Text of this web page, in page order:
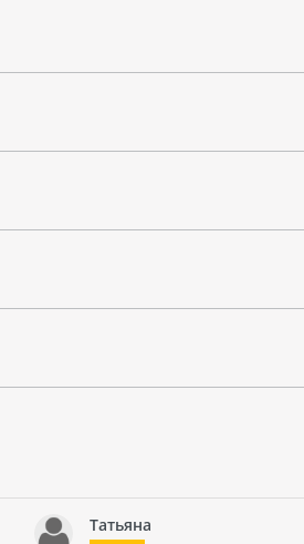
Татьяна